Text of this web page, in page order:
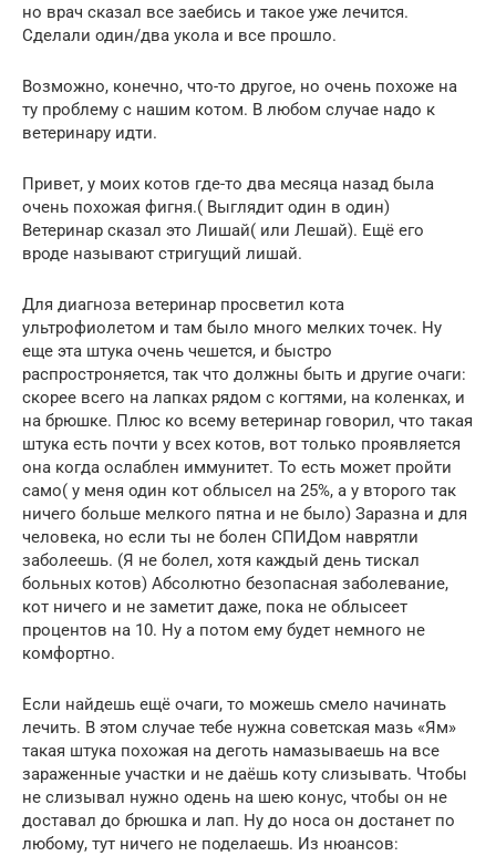
но врач сказал все заебись и такое уже лечится.
Сделали один/два укола и все прошло.
Возможно, конечно, что-то другое, но очень похоже на
ту проблему с нашим котом. В любом случае надо к
ветеринару идти.
Привет, у моих котов где-то два месяца назад была
очень похожая фигня.( Выглядит один в один)
Ветеринар сказал это Лишай( или Лешай). Ещё его
вроде называют стригущий лишай.
Для диагноза ветеринар просветил кота
ультрофиолетом и там было много мелких точек. Ну
еще эта штука очень чешется, и быстро
распростроняется, так что должны быть и другие очаги:
скорее всего на лапках рядом с когтями, на коленках, и
на брюшке. Плюс ко всему ветеринар говорил, что такая
штука есть почти у всех котов, вот только проявляется
она когда ослаблен иммунитет. То есть может пройти
само( у меня один кот облысел на 25%, а у второго так
ничего больше мелкого пятна и не было) Заразна и для
человека, но если ты не болен СПИДом наврятли
заболеешь. (Я не болел, хотя каждый день тискал
больных котов) Абсолютно безопасная заболевание,
кот ничего и не заметит даже, пока не облысеет
процентов на 10. Ну а потом ему будет немного не
комфортно.
Если найдешь ещё очаги, то можешь смело начинать
лечить. В этом случае тебе нужна советская мазь «Ям»
такая штука похожая на деготь намазываешь на все
зараженные участки и не даёшь коту слизывать. Чтобы
не слизывал нужно одень на шею конус, чтобы он не
доставал до брюшка и лап. Ну до носа он достанет по
любому, тут ничего не поделаешь. Из нюансов: